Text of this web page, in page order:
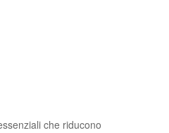
che riducono